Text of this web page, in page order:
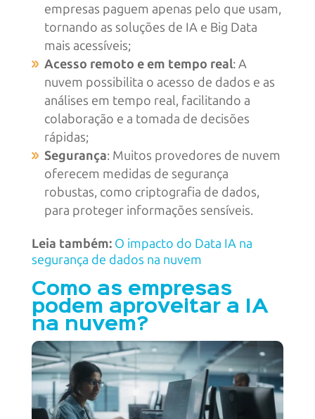
empresas paguem apenas pelo que usam,
tornando as soluções de IA e Big Data
mais acessíveis;
Acesso remoto e em tempo real: A
nuvem possibilita o acesso de dados e as
análises em tempo real, facilitando a
colaboração e a tomada de decisões
rápidas;
Segurança: Muitos provedores de nuvem
oferecem medidas de segurança
robustas, como criptografia de dados,
para proteger informações sensíveis.
Leia também: O impacto do Data IA na
segurança de dados na nuvem
Como as empresas
podem aproveitar a IA
na nuvem?